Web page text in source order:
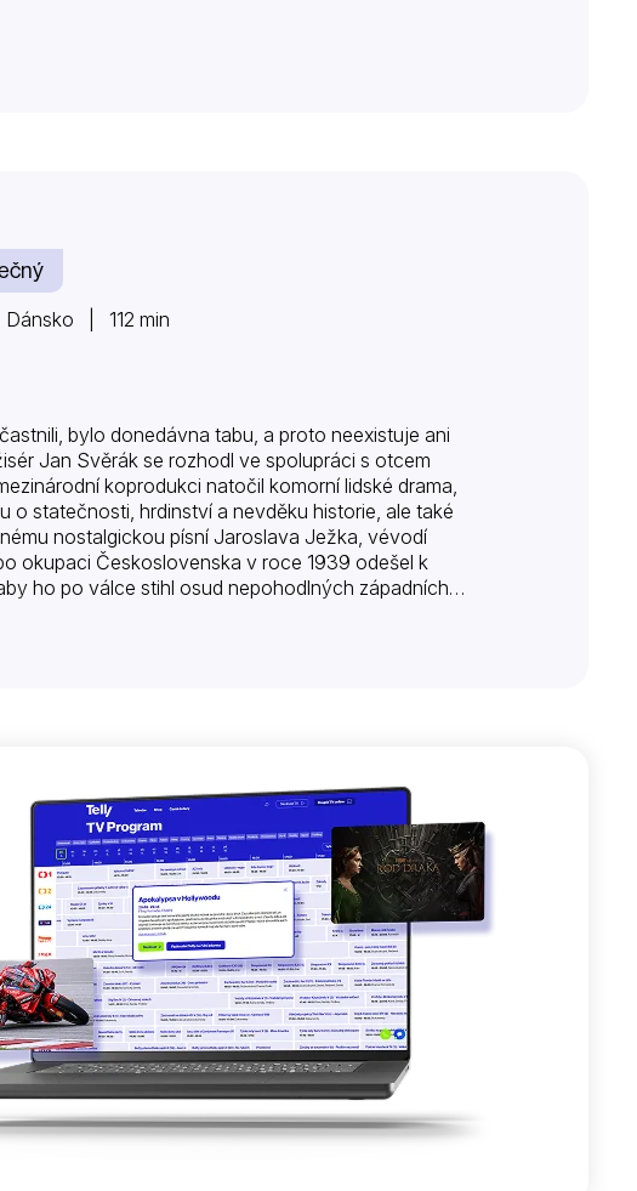
Dánsko | 112 min
bylo donedávna tabu, a proto neexistuje ani
Jan Svěrák se rozhodl ve spolupráci s otcem
koprodukci natočil komorní lidské drama,
o statečnosti, hrdinství a nevděku historie, ale také
nostalgickou písní Jaroslava Ježka, vévodí
okupaci Československa v roce 1939 odešel k
ho po válce stihl osud nepohodlných západních
a na jejichž skutky…